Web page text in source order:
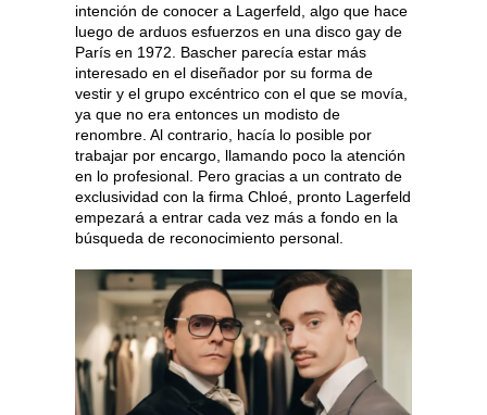
intención de conocer a Lagerfeld, algo que hace
luego de arduos esfuerzos en una disco gay de
París en 1972. Bascher parecía estar más
interesado en el diseñador por su forma de
vestir y el grupo excéntrico con el que se movía,
ya que no era entonces un modisto de
renombre. Al contrario, hacía lo posible por
trabajar por encargo, llamando poco la atención
en lo profesional. Pero gracias a un contrato de
exclusividad con la firma Chloé, pronto Lagerfeld
empezará a entrar cada vez más a fondo en la
búsqueda de reconocimiento personal.